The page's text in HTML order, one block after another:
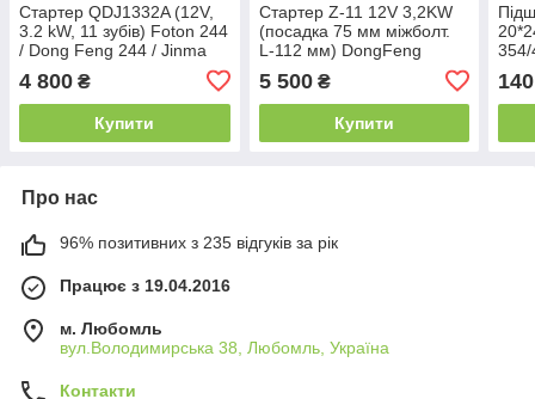
Стартер QDJ1332A (12V,
3.2 kW, 11 зубів) Foton 244
/ Dong Feng 244 / Jinma
244.4
4 800 ₴
Купити
Стартер Z-11 12V 3,2KW
(посадка 75 мм міжболт.
L-112 мм) DongFeng
180/220/240
5 500₴
Купити
140
Про нас
96% позитивних з 235 відгуків за рік
Працює з 19.04.2016
м. Любомль
вул.Володимирська 38, Любомль, Україна
Контакти